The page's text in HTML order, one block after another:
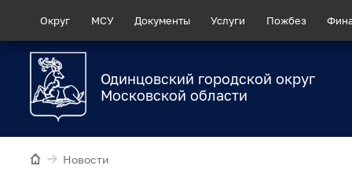
Округ МСУ Документы Услуги Пожбез
Одинцовский городской округ
Московской области
Новости